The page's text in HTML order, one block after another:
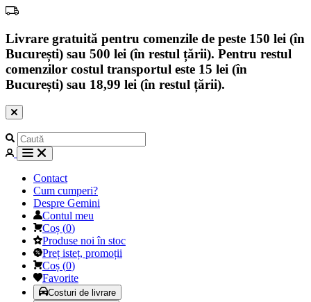
Livrare gratuită pentru comenzile de peste 150 lei (în
București) sau 500 lei (în restul țării). Pentru restul
comenzilor costul transportul este 15 lei (în
București) sau 18,99 lei (în restul țării).
Contact
Cum cumperi?
Despre Gemini
Contul meu
Coș (0)
Produse noi în stoc
Preț isteț, promoții
Coș (0)
Favorite
Costuri de livrare